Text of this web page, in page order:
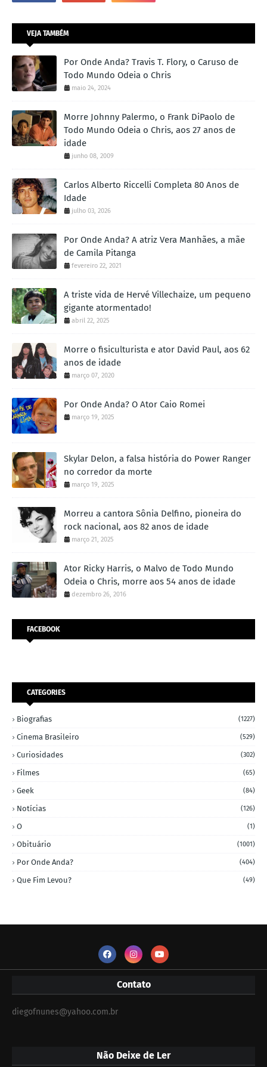
VEJA TAMBÉM
Por Onde Anda? Travis T. Flory, o Caruso de
Todo Mundo Odeia o Chris
maio 24, 2024
Morre Johnny Palermo, o Frank DiPaolo de
Todo Mundo Odeia o Chris, aos 27 anos de
idade
junho 08, 2009
Carlos Alberto Riccelli Completa 80 Anos de
Idade
julho 03, 2026
Por Onde Anda? A atriz Vera Manhães, a mãe
de Camila Pitanga
fevereiro 22, 2021
A triste vida de Hervé Villechaize, um pequeno
gigante atormentado!
abril 22, 2025
Morre o fisiculturista e ator David Paul, aos 62
anos de idade
março 07, 2020
Por Onde Anda? O Ator Caio Romei
março 19, 2025
Skylar Delon, a falsa história do Power Ranger
no corredor da morte
março 19, 2025
Morreu a cantora Sônia Delfino, pioneira do
rock nacional, aos 82 anos de idade
março 21, 2025
Ator Ricky Harris, o Malvo de Todo Mundo
Odeia o Chris, morre aos 54 anos de idade
dezembro 26, 2016
FACEBOOK
CATEGORIES
Biografias (1227)
Cinema Brasileiro (529)
Curiosidades (302)
Filmes (65)
Geek (84)
Notícias (126)
O (1)
Obituário (1001)
Por Onde Anda? (404)
Que Fim Levou? (49)
Contato
diegofnunes@yahoo.com.br
Não Deixe de Ler